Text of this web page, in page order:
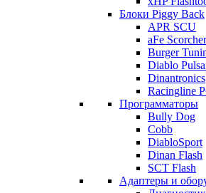
Блоки Piggy Back
APR SCU
aFe Scorcher
Burger
Diablo
Dinantronics
Racingline
Программаторы
Bully Dog
Cobb
DiabloSport
Dinan Flash
SCT Flash
Адаптеры и